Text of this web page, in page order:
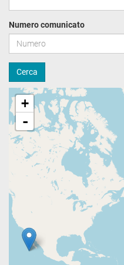
Numero comunicato
Cerca
+
-